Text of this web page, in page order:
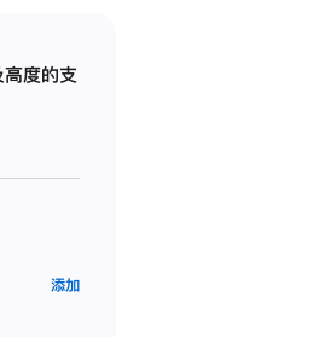
度的支
添加